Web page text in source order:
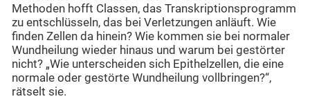
Methoden hofft Classen, das Transkriptionsprogramm
zu entschlüsseln, das bei Verletzungen anläuft. Wie
finden Zellen da hinein? Wie kommen sie bei normaler
Wundheilung wieder hinaus und warum bei gestörter
nicht? „Wie unterscheiden sich Epithelzellen, die eine
normale oder gestörte Wundheilung vollbringen?“,
rätselt sie.